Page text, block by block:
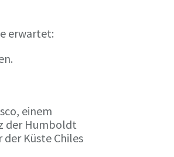
erwartet:
einem
der Humboldt
Küste Chiles